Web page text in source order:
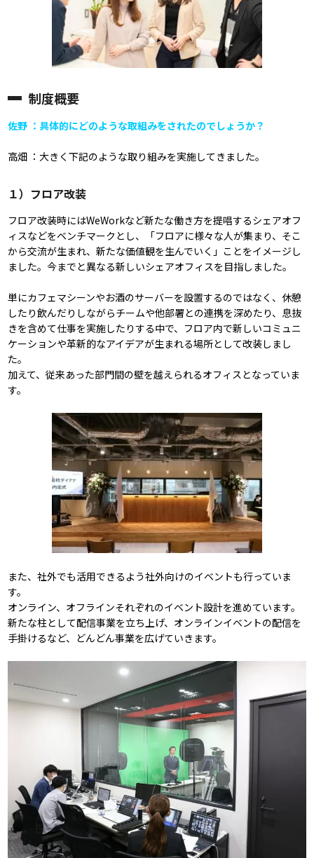
制度概要
佐野 ：具体的にどのような取組みをされたのでしょうか？
高畑 ：大きく下記のような取り組みを実施してきました。
１）フロア改装
フロア改装時にはWeWorkなど新たな働き方を提唱するシェアオフ
ィスなどをベンチマークとし、「フロアに様々な人が集まり、そこ
から交流が生まれ、新たな価値観を生んでいく」ことをイメージし
ました。今までと異なる新しいシェアオフィスを目指しました。
単にカフェマシーンやお酒のサーバーを設置するのではなく、休憩
したり飲んだりしながらチームや他部署との連携を深めたり、息抜
きを含めて仕事を実施したりする中で、フロア内で新しいコミュニ
ケーションや革新的なアイデアが生まれる場所として改装しまし
た。
加えて、従来あった部門間の壁を越えられるオフィスとなっていま
す。
また、社外でも活用できるよう社外向けのイベントも行っていま
す。
オンライン、オフラインそれぞれのイベント設計を進めています。
新たな柱として配信事業を立ち上げ、オンラインイベントの配信を
手掛けるなど、どんどん事業を広げていきます。